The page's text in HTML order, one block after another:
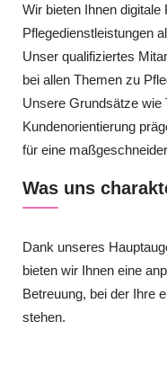
Wir bieten Ihnen
Pflegedienstleistungen
Unser qualifiziertes
bei allen Themen zu
Unsere Grundsätze wie
Kundenorientierung
für eine
Was uns
Dank unseres
bieten wir Ihnen eine
Betreuung, bei der Ihre
stehen.